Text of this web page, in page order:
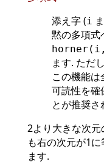
添え字 (i
黙の多項式
ます. ただ
この機能
可読性を確
とが推奨さ
2より大きな次元
も右の次元が1
ます.